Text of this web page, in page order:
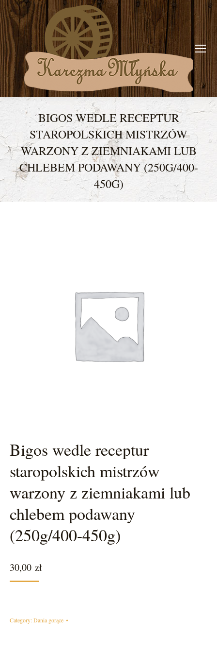
BIGOS WEDLE RECEPTUR
STAROPOLSKICH MISTRZÓW
WARZONY Z ZIEMNIAKAMI LUB
CHLEBEM PODAWANY (250G/400-
450G)
Bigos wedle receptur
staropolskich mistrzów
warzony z ziemniakami lub
chlebem podawany
(250g/400-450g)
30,00 zł
Category:Dania gorące